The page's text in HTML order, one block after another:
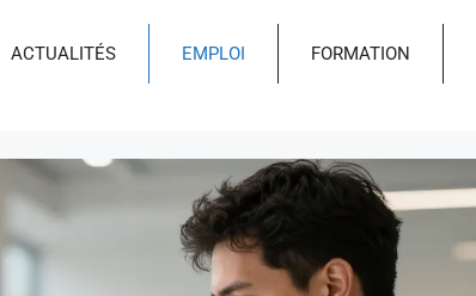
ACTUALITÉS EMPLOI FORMATION